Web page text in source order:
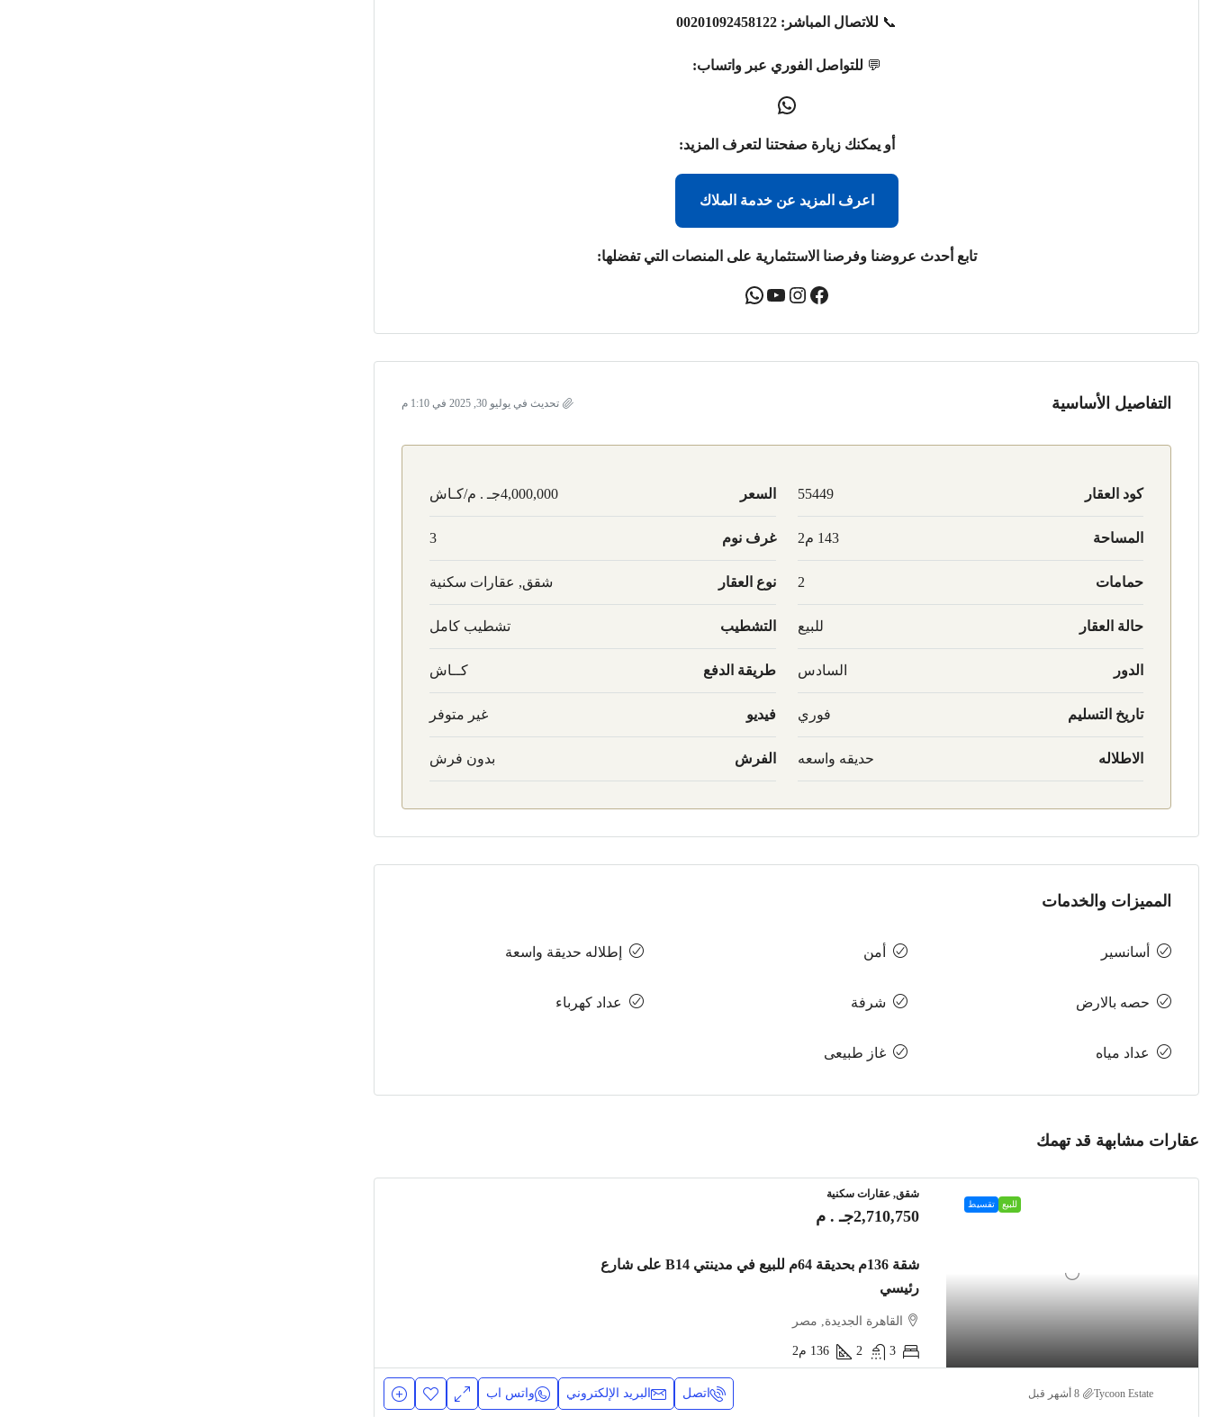
📞 للاتصال المباشر: 00201092458122
💬 للتواصل الفوري عبر واتساب:
أو يمكنك زيارة صفحتنا لتعرف المزيد:
اعرف المزيد عن خدمة الملاك
تابع أحدث عروضنا وفرصنا الاستثمارية على المنصات التي تفضلها:
التفاصيل الأساسية تحديث في يوليو 30, 2025 في 1:10 م
كود العقار 55449 السعر 4,000,000جـ . م/كـاش
المساحة 143 م2 غرف نوم 3
حمامات 2 نوع العقار شقق, عقارات سكنية
حالة العقار للبيع التشطيب تشطيب كامل
الدور السادس طريقة الدفع كــاش
تاريخ التسليم فوري فيديو غير متوفر
الاطلاله حديقه واسعه الفرش بدون فرش
المميزات والخدمات
أسانسير أمن إطلاله حديقة واسعة
حصه بالارض شرفة عداد كهرباء
عداد مياه غاز طبيعى
عقارات مشابهة قد تهمك
للبيع تقسيط
شقق, عقارات سكنية
2,710,750جـ . م
شقة 136م بحديقة 64م للبيع في مدينتي B14 على شارع
رئيسي
القاهرة الجديدة, مصر
3
2
136 م2
Tycoon Estate اتصل البريد الإلكتروني واتس اب